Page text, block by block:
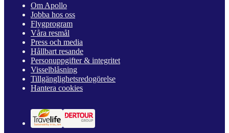
Om Apollo
Jobba hos oss
Flygprogram
Våra resmål
Press och media
Hållbart resande
Personuppgifter & integritet
Visselblåsning
Tillgänglighetsredogörelse
Hantera cookies